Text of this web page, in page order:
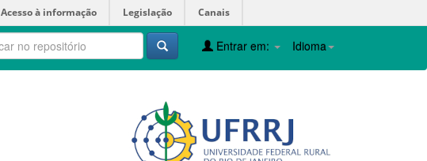
Acesso à informação Legislação Canais
Idioma
Entrar em: